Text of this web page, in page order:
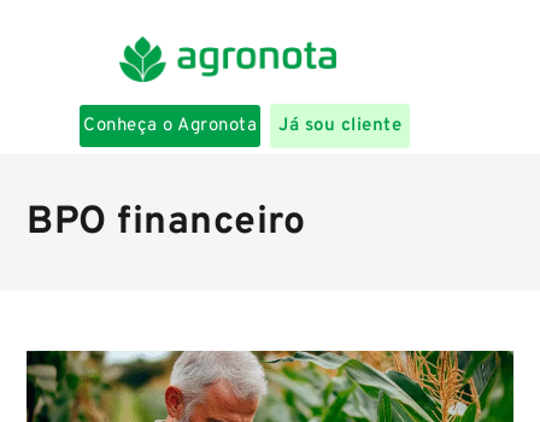
Conheça o Agronota Já sou cliente
BPO financeiro